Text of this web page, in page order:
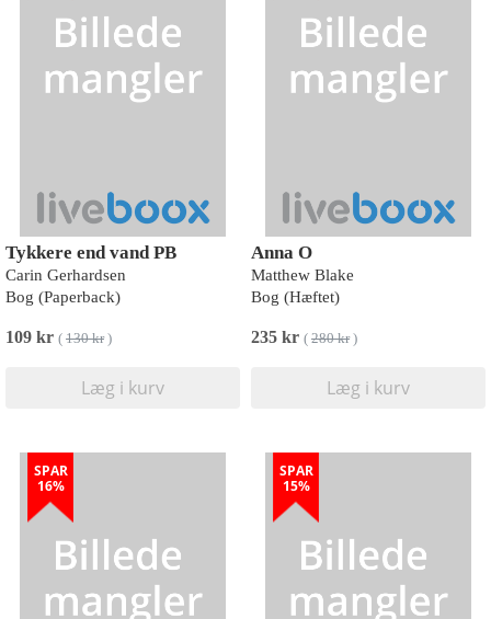
Tykkere end vand PB
Carin Gerhardsen
Bog (Paperback)
109 kr ( 130 kr)
Læg i kurv
Anna O
Matthew Blake
Bog (Hæftet)
235 kr ( 280 kr)
Læg i kurv
SPAR
16%
SPAR
15%